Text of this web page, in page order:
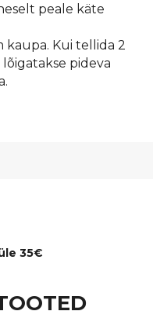
peale käte
kaupa. Kui tellida 2
pideva
35€